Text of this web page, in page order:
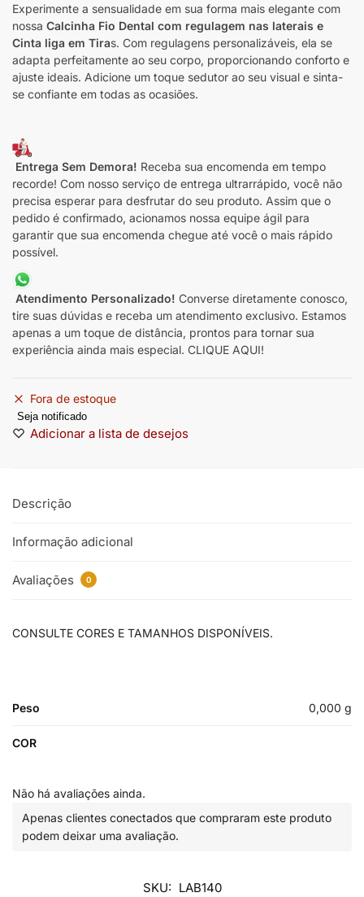
Experimente a sensualidade em sua forma mais elegante com
nossa Calcinha Fio Dental com regulagem nas laterais e
Cinta liga em Tiras. Com regulagens personalizáveis, ela se
adapta perfeitamente ao seu corpo, proporcionando conforto e
ajuste ideais. Adicione um toque sedutor ao seu visual e sinta-
se confiante em todas as ocasiões.
Entrega Sem Demora! Receba sua encomenda em tempo
recorde! Com nosso serviço de entrega ultrarrápido, você não
precisa esperar para desfrutar do seu produto. Assim que o
pedido é confirmado, acionamos nossa equipe ágil para
garantir que sua encomenda chegue até você o mais rápido
possível.
Atendimento Personalizado! Converse diretamente conosco,
tire suas dúvidas e receba um atendimento exclusivo. Estamos
apenas a um toque de distância, prontos para tornar sua
experiência ainda mais especial. CLIQUE AQUI!
Fora de estoque
Seja notificado
Adicionar a lista de desejos
Descrição
Informação adicional
Avaliações 0
CONSULTE CORES E TAMANHOS DISPONÍVEIS.
Peso 0,000 g
COR
Não há avaliações ainda.
Apenas clientes conectados que compraram este produto
podem deixar uma avaliação.
SKU: LAB140